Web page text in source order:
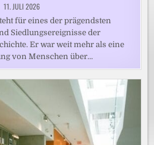
11. JULI 2026
für eines der prägendsten
Siedlungsereignisse der
Er war weit mehr als eine
von Menschen über…